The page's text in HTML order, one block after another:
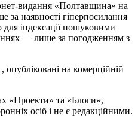
видання «Полтавщина» на
за наявності гіперпосилання
для індексації пошуковими
— лише за погодженням з
, опубліковані на комерційній
«Проекти» та «Блоги»,
осіб і не є редакційними.